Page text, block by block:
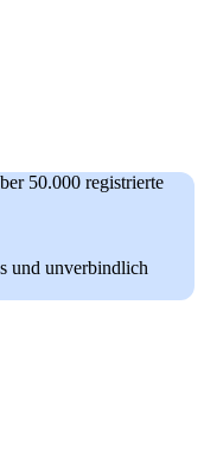
50.000 registrierte
und unverbindlich